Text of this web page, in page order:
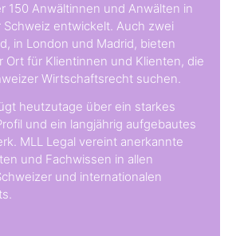
150 Anwältinnen und Anwälten in
Schweiz entwickelt. Auch zwei
in London und Madrid, bieten
Ort für Klientinnen und Klienten, die
Wirtschaftsrecht suchen.
heutzutage über ein starkes
und ein langjährig aufgebautes
MLL Legal vereint anerkannte
und Fachwissen in allen
und internationalen